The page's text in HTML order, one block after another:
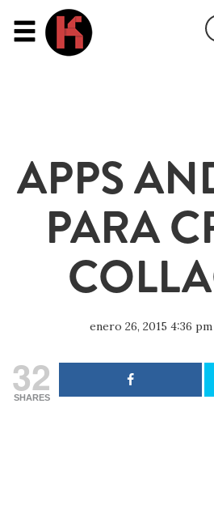
APPS
PARA
enero 26, 2015 4:36 pm
32
SHARES